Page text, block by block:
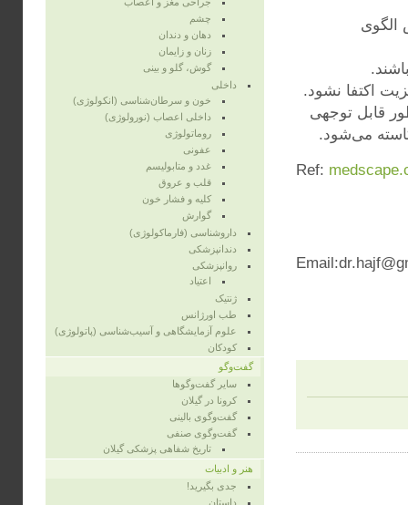
الگوی
اکتفا نشود.
قابل توجهی
می‌شود.
Ref:
چشم
دهان و دندان
زنان و زایمان
گوش، گلو و بینی
داخلی
خون و سرطان‌شناسی (انکولوژی)
داخلی اعصاب (نورولوژی)
روماتولوژی
عفونی
غدد و متابولیسم
قلب و عروق
کلیه و فشار خون
گوارش
داروشناسی (فارماکولوژی)
دندانپزشکی
روانپزشکی
اعتیاد
ژنتیک
طب اورژانس
علوم آزمایشگاهی و آسیب‌شناسی (پاتولوژی)
کودکان
گفت‌وگو
سایر گفت‌وگوها
کرونا در گیلان
گفت‌وگوی بالینی
گفت‌وگوی صنفی
تاریخ شفاهی پزشکی گیلان
هنر و ادبیات
جدی بگیرید!
داستان